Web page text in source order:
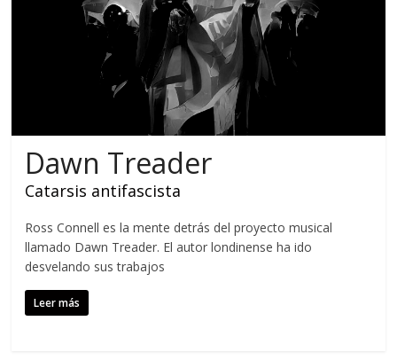
Dawn Treader
Catarsis antifascista
Ross Connell es la mente detrás del proyecto musical
llamado Dawn Treader. El autor londinense ha ido
desvelando sus trabajos
Leer más